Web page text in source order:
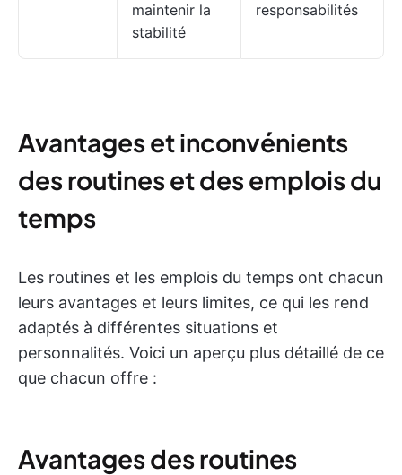
maintenir la
stabilité
responsabilités
Avantages et inconvénients
des routines et des emplois du
temps
Les routines et les emplois du temps ont chacun
leurs avantages et leurs limites, ce qui les rend
adaptés à différentes situations et
personnalités. Voici un aperçu plus détaillé de ce
que chacun offre :
Avantages des routines